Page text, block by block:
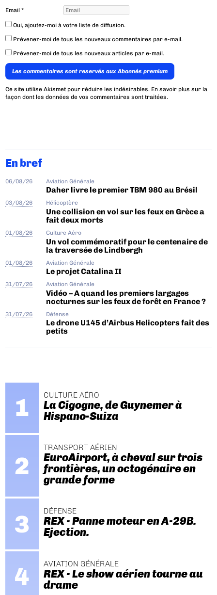
Email*
Oui, ajoutez-moi à votre liste de diffusion.
Prévenez-moi de tous les nouveaux commentaires par e-mail.
Prévenez-moi de tous les nouveaux articles par e-mail.
Les commentaires sont reservés aux Abonnés premium
Ce site utilise Akismet pour réduire les indésirables. En savoir plus sur la
façon dont les données de vos commentaires sont traitées.
En bref
06/08/26 Aviation Générale
Daher livre le premier TBM 980 au Brésil
03/08/26 Hélicoptère
Une collision en vol sur les feux en Grèce a
fait deux morts
01/08/26 Culture Aéro
Un vol commémoratif pour le centenaire de
la traversée de Lindbergh
01/08/26 Aviation Générale
Le projet Catalina II
31/07/26 Aviation Générale
Vidéo – A quand les premiers largages
nocturnes sur les feux de forêt en France ?
31/07/26 Défense
Le drone U145 d’Airbus Helicopters fait des
petits
CULTURE AÉRO
La Cigogne, de Guynemer à
Hispano-Suiza
TRANSPORT AÉRIEN
EuroAirport, à cheval sur trois
frontières, un octogénaire en
grande forme
DÉFENSE
REX - Panne moteur en A-29B.
Ejection.
AVIATION GÉNÉRALE
REX - Le show aérien tourne au
drame